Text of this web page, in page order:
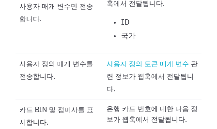
사용자 매개 변수만 전송
합니다.
훅에서 전달됩니다.
ID
국가
사용자 정의 매개 변수를
전송합니다.
사용자 정의 토큰 매개 변수 관
련 정보가 웹훅에서 전달됩니
다.
카드 BIN 및 접미사를 표
시합니다.
은행 카드 번호에 대한 다음 정
보가 웹훅에서 전달됩니다.